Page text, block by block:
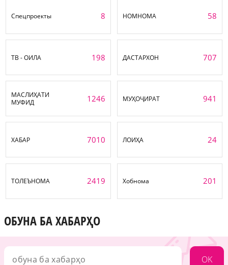
Спецпроекты 8 НОМНОМА 58
ТВ - ОИЛА 198 ДАСТАРХОН 707
МАСЛИҲАТИ
МУФИД
1246 МУҲОҶИРАТ 941
ХАБАР 7010 ЛОИҲА 24
ТОЛЕЪНОМА 2419 Хобнома 201
ОБУНА БА ХАБАРҲО
OK